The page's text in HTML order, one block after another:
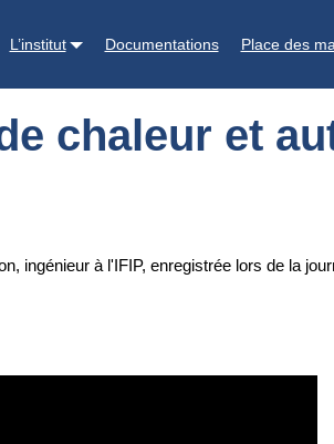
L’institut Documentations Place des
chaleur et
ingénieur à l'IFIP, enregistrée lors de la